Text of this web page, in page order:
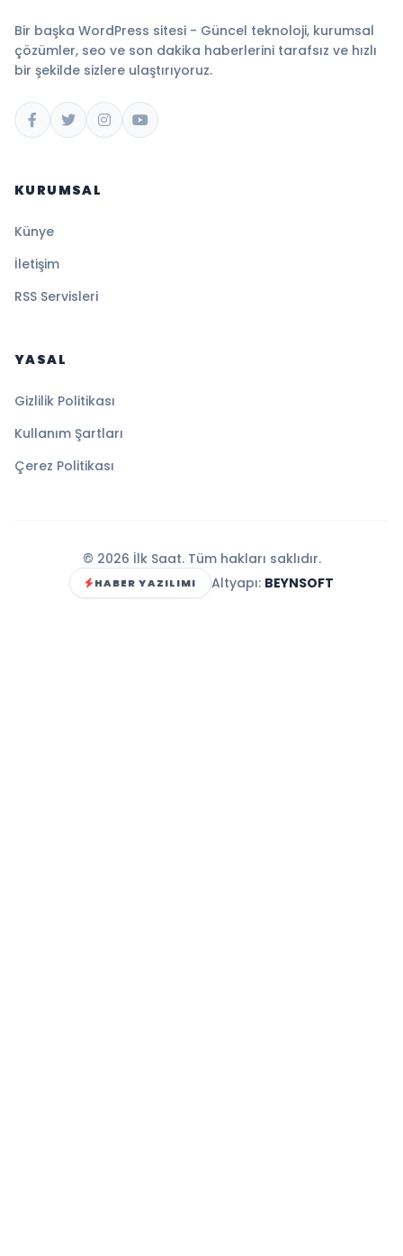
Bir başka WordPress sitesi - Güncel teknoloji, kurumsal
çözümler, seo ve son dakika haberlerini tarafsız ve hızlı
bir şekilde sizlere ulaştırıyoruz.
KURUMSAL
Künye
İletişim
RSS Servisleri
YASAL
Gizlilik Politikası
Kullanım Şartları
Çerez Politikası
© 2026 İlk Saat. Tüm hakları saklıdır.
HABER YAZILIMI Altyapı: BEYNSOFT